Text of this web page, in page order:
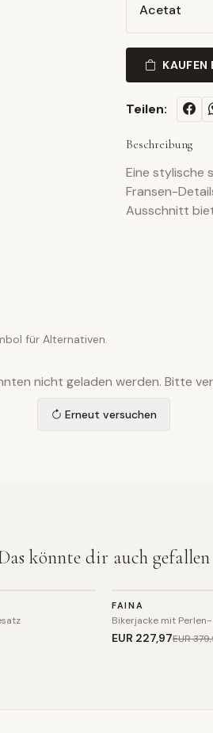
Acetat
KAUFEN
Teilen:
Beschreibung
Eine stylische
Fransen-
Ausschnitt
für Alternativen.
nicht geladen werden. Bitte
Erneut versuchen
könnte dir auch gefallen
SALE
JACKE
FAINA
Bikerjacke mit
EUR 227,97EUR 379